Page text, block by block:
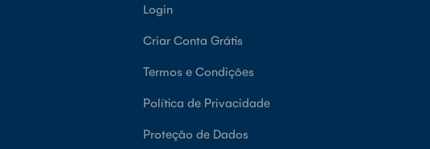
Login
Criar Conta Grátis
Termos e Condições
Política de Privacidade
Proteção de Dados